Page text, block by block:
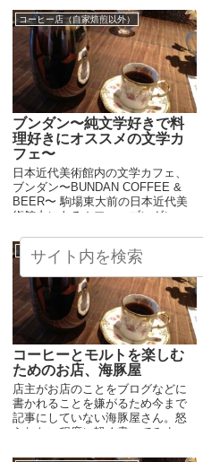
コーヒー店（自家焙煎以外）
ブンダン〜純文学好きで料
理好きにオススメの文学カ
フェ〜
日本近代美術館内の文学カフェ、
ブンダン〜BUNDAN COFFEE &
BEER〜 駒場東大前の日本近代美
術館内にあるカフェ、ブンダン。
が、書斎のような店内は、ゆっく
り読書を楽しむのに最...
コーヒー店（自家焙煎以外）
コーヒーとモルトを楽しむ
ためのお店、海豚屋
店主がお店のことをブログなどに
書かれることを嫌がるため今まで
記事にしていない海豚屋さん。怒
られない程度に軽く書いてみま